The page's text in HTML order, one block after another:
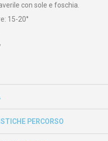
con sol e e foschia.
e: 15-20°
PERCORSO